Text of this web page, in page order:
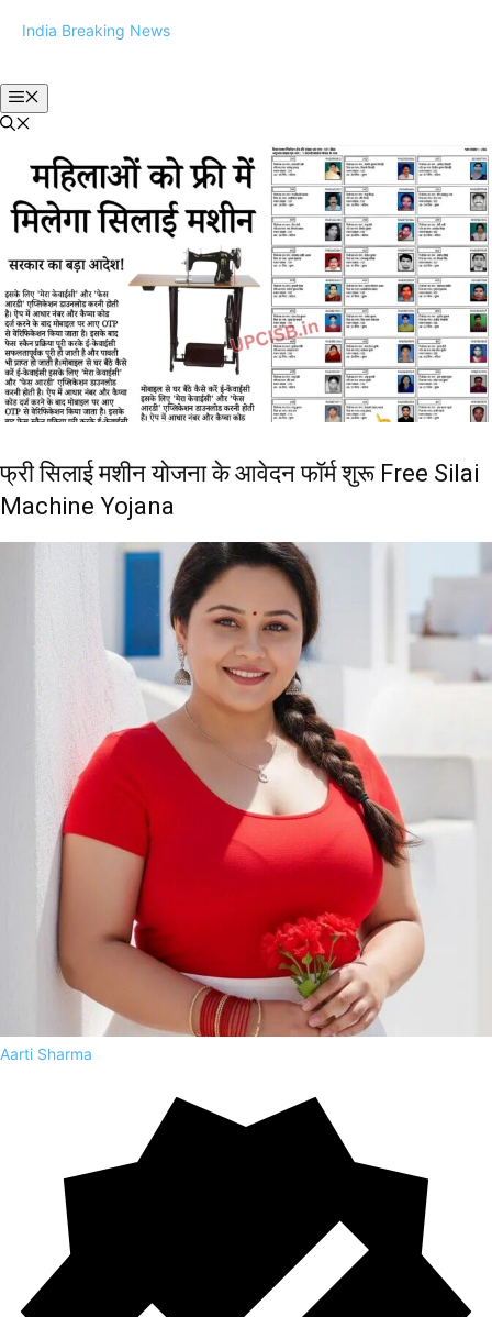
India Breaking News
फ्री सिलाई मशीन योजना के आवेदन फॉर्म शुरू Free Silai
Machine Yojana
Aarti Sharma